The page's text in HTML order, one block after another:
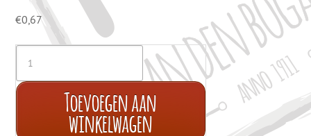
€0,67
Toevoegen aan
winkelwagen